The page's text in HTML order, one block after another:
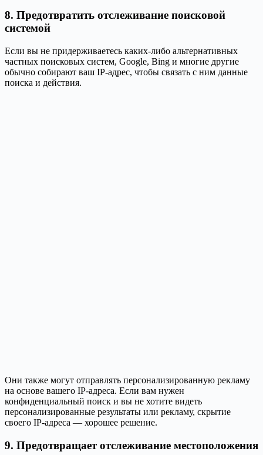
8. Предотвратить отслеживание поисковой
системой
Если вы не придерживаетесь каких-либо альтернативных
частных поисковых систем, Google, Bing и многие другие
обычно собирают ваш IP-адрес, чтобы связать с ним данные
поиска и действия.
Они также могут отправлять персонализированную рекламу
на основе вашего IP-адреса. Если вам нужен
конфиденциальный поиск и вы не хотите видеть
персонализированные результаты или рекламу, скрытие
своего IP-адреса — хорошее решение.
9. Предотвращает отслеживание местоположения